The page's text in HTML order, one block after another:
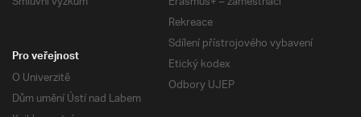
Rekreace
Sdílení přístrojového vybavení
Etický kodex
Odbory UJEP
Pro veřejnost
O Univerzitě
Dům umění Ústí nad Labem